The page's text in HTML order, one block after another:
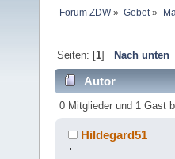
Forum ZDW» Gebet»
Seiten: [1] Nach unten
Autor
0 Mitglieder und 1 Gast
Hildegard51
'